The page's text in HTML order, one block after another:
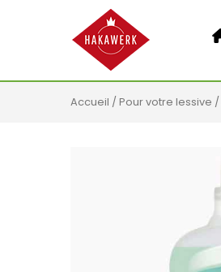
Accueil / Pour votre lessive /